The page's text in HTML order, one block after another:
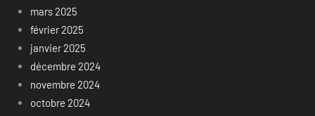
mars 2025
février 2025
janvier 2025
décembre 2024
novembre 2024
octobre 2024